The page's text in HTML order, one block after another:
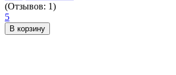
(Отзывов: 1)
5
В корзину